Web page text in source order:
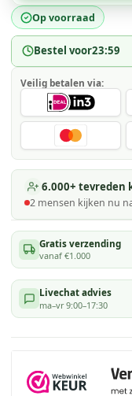
Op voorraad
Bestel voor23:59
Veilig betalen via:
6.000+ tevreden
2 mensen kijken nu
Gratis verzending
vanaf €1.000
Livechat advies
ma–vr 9:00–17:30